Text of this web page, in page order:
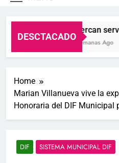
DESCTACADO
Acercan
2 Semanas Ago
Home
Marian Villanueva vive la
Honoraria del DIF Municipal
DIF SISTEMA MUNICIPAL DIF